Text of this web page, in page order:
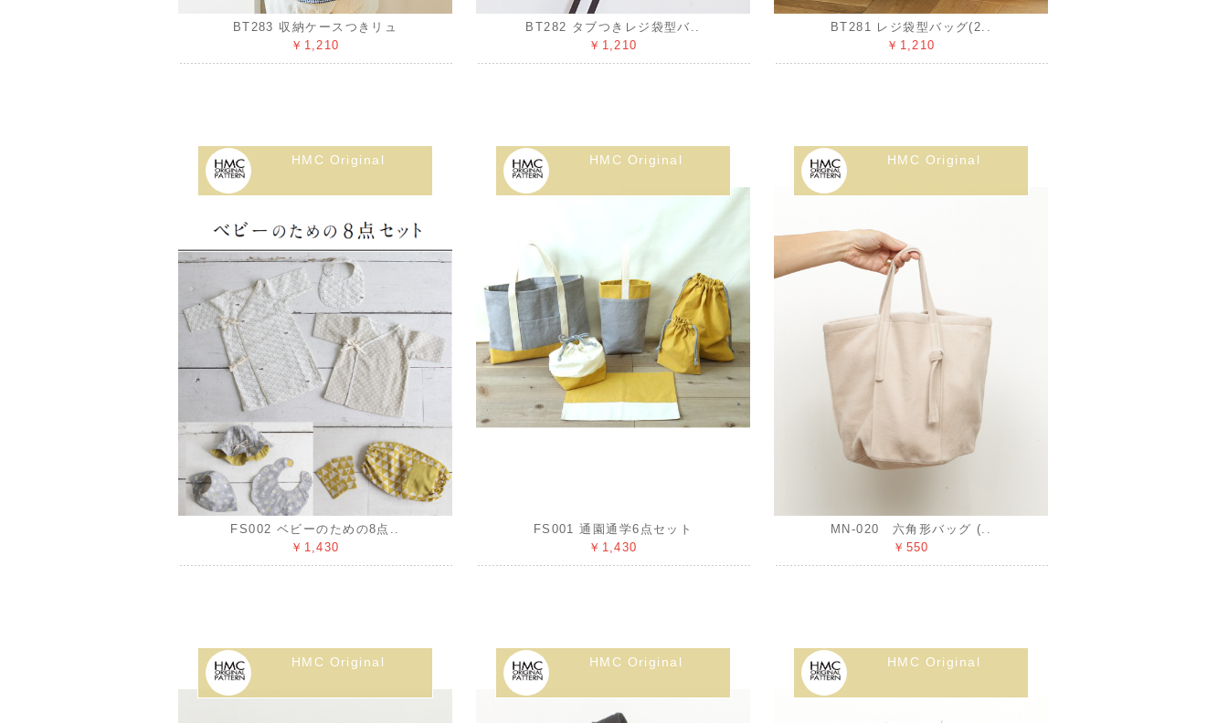
BT283 収納ケースつきリュ
￥1,210
BT282 タブつきレジ袋型バ..
￥1,210
BT281 レジ袋型バッグ(2..
￥1,210
HMC Original
FS002 ベビーのための8点..
￥1,430
HMC Original
FS001 通園通学6点セット
￥1,430
HMC Original
MN-020 六角形バッグ (..
￥550
HMC Original HMC Original HMC Original